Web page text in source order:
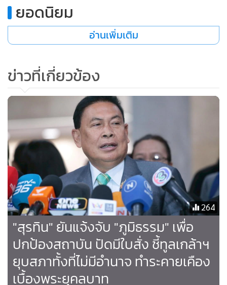
ประการแรกพวกเรายืนยัน ว่าปฏิบัติหน้าที่แทนนายกรัฐมนตรี
หรือรักษาการแทนนายกรัฐมนตรีมีอำนาจในการยุบสภา แต่พวก
เราไม่ได้มีอำนาจในการตีความเรื่องนี้ว่าสามารถดำเนินการได้
ภูมิธรรม เวชยชัย สิ่งที่เกิดขึ้นตอนนี้คือสภาพความไม่ชัดเจน จาก
การที่ประธานสภาผู้แทนราษฎรได้มีการบรรจุระเบียบเลือก
นายกรัฐมนตรีในวันพรุ่งนี้ กับสิ่งที่รัฐบาลดำเนินการอยู่ แต่สิ่งที่มี
ความชัดเจนคือระเบียบวาระ ในการเดินหน้าโหวตนายกรัฐมนตรี
ในวันพรุ่งนี้
" แต่สิ่งที่ยังไม่ชัดเจนคือพรรคเพื่อไทยและนายภูมิธรรม ยังคงเดิน
หน้าในกระบวนการยุบสภาหรือไม่ เพื่อไม่ให้เกิดข้อกังวลหรือ
ความขัดแย้ง ด้านข้อกฎหมาย สิ่งที่ผม อยากขอเรียกร้องจากนาย
ภูมิธรรมและรัฐบาลและรัฐบาลเพื่อให้เกิดความชัดเจน เพื่อให้เรา
เดินหน้าต่อได้อย่างถูกต้อง คืออยากได้ความชัดเจนว่ารัฐบาลใน
ขณะนี้ยังคงเดินหน้ากระบวนการยุบสภาอยู่หรือไม่ " นายณัฐ
พงษ์กล่าว
นายณัฐพงษ์ กล่าวว่า ซึ่งถ้ากระบวนการโหวตนายกหรือการยุบ
ยอดนิยม
อ่านเพิ่มเติม
ข่าวที่เกี่ยวข้อง
264
"สุรทิน" ยันแจ้งจับ "ภูมิธรรม" เพื่อ
ปกป้องสถาบัน ปัดมีใบสั่ง ชี้ทูลเกล้าฯ
ยุบสภาทั้งที่ไม่มีอำนาจ ทำระคายเคือง
เบื้องพระยุคลบาท